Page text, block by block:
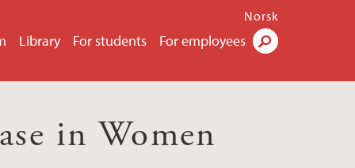
Library For students For employees
Norsk
in Women